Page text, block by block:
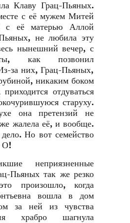
Клаву Грац-Пьяных.
с её мужем Митей
с её матерью Аллой
не любила эту
нынешний вечер, с
как позвонил
за них, Грац-Пьяных,
никаким боком
отдуваться
старуху.
она претензий не
жалела её, и вообще.
Но вот семейство
О!
неприязненные
Пьяных так же резко
произошло, когда
вошла в дом
за ней из чувства
храбро шагнула